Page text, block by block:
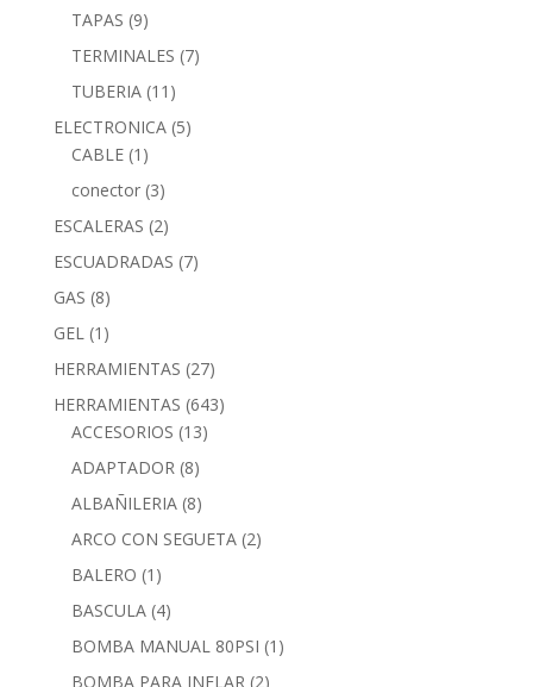
TAPAS (9)
TERMINALES (7)
TUBERIA (11)
ELECTRONICA (5)
CABLE (1)
conector (3)
ESCALERAS (2)
ESCUADRADAS (7)
GAS (8)
GEL (1)
HERRAMIENTAS (27)
HERRAMIENTAS (643)
ACCESORIOS (13)
ADAPTADOR (8)
ALBAÑILERIA (8)
ARCO CON SEGUETA (2)
BALERO (1)
BASCULA (4)
BOMBA MANUAL 80PSI (1)
BOMBA PARA INFLAR (2)